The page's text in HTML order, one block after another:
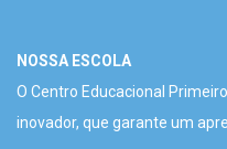
NOSSA ESCOLA
O Centro Educacional
inovador, que garante um